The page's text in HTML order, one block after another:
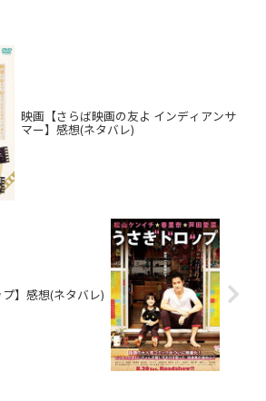
映画【さらば映画の友よ インディアンサ
マー】感想(ネタバレ)
】感想(ネタバレ)